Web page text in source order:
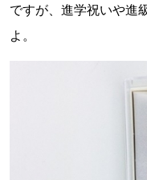
ですが、進学祝いや進
よ。